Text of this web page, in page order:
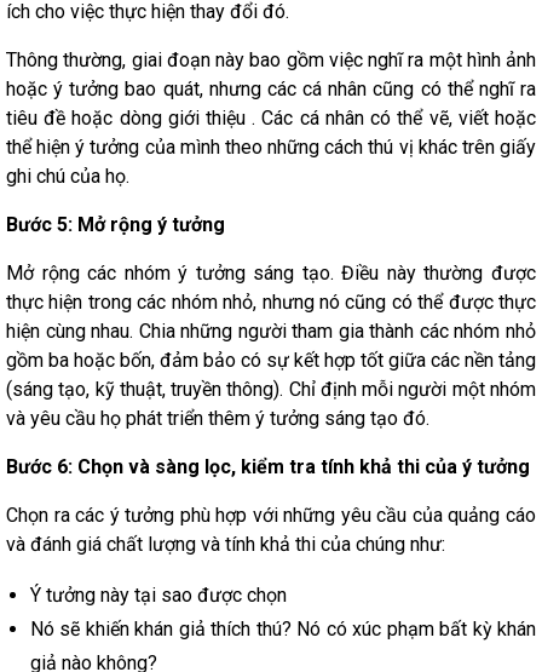
ích cho việc thực hiện thay đổi đó.
Thông thường, giai đoạn này bao gồm việc nghĩ ra một hình ảnh
hoặc ý tưởng bao quát, nhưng các cá nhân cũng có thể nghĩ ra
tiêu đề hoặc dòng giới thiệu . Các cá nhân có thể vẽ, viết hoặc
thể hiện ý tưởng của mình theo những cách thú vị khác trên giấy
ghi chú của họ.
Bước 5: Mở rộng ý tưởng
Mở rộng các nhóm ý tưởng sáng tạo. Điều này thường được
thực hiện trong các nhóm nhỏ, nhưng nó cũng có thể được thực
hiện cùng nhau. Chia những người tham gia thành các nhóm nhỏ
gồm ba hoặc bốn, đảm bảo có sự kết hợp tốt giữa các nền tảng
(sáng tạo, kỹ thuật, truyền thông). Chỉ định mỗi người một nhóm
và yêu cầu họ phát triển thêm ý tưởng sáng tạo đó.
Bước 6: Chọn và sàng lọc, kiểm tra tính khả thi của ý tưởng
Chọn ra các ý tưởng phù hợp với những yêu cầu của quảng cáo
và đánh giá chất lượng và tính khả thi của chúng như:
Ý tưởng này tại sao được chọn
Nó sẽ khiến khán giả thích thú? Nó có xúc phạm bất kỳ khán
giả nào không?